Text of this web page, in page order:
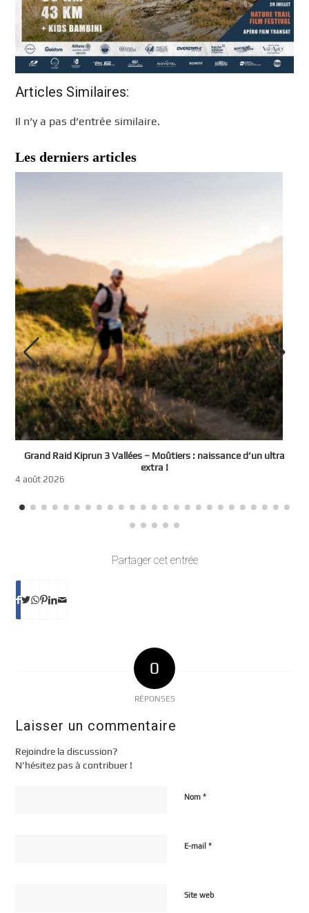
Articles Similaires:
Il n’y a pas d’entrée similaire.
Les derniers articles
Grand Raid Kiprun 3 Vallées – Moûtiers : naissance d’un ultra
extra !
4 août 2026
Partager cet entrée
0
RÉPONSES
Laisser un commentaire
Rejoindre la discussion?
N’hésitez pas à contribuer !
Nom*
E-mail*
Site web